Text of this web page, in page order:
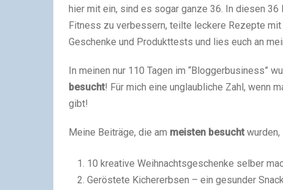
hier mit ein, sind es sogar ganze 36. In diesen 36
Fitness zu verbessern, teilte leckere Rezepte
Geschenke und Produkttests und lies euch an
In meinen nur 110 Tagen im “Bloggerbusiness”
besucht! Für mich eine unglaubliche Zahl, wenn
gibt!
Meine Beiträge, die am meisten besucht wurden,
10 kreative Weihnachtsgeschenke selber
Geröstete Kichererbsen – ein gesunder